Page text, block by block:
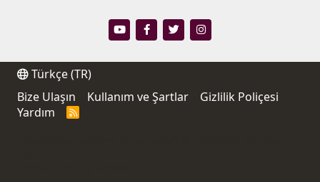
Türkçe (TR)
Bize Ulaşın
Kullanım ve Şartlar
Gizlilik Poliçesi
Yardım
R